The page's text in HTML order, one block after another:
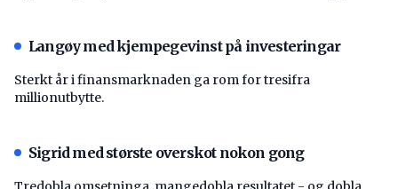
Langøy med kjempegevinst på investeringar
Sterkt år i finansmarknaden ga rom for tresifra
millionutbytte.
Sigrid med største overskot nokon gong